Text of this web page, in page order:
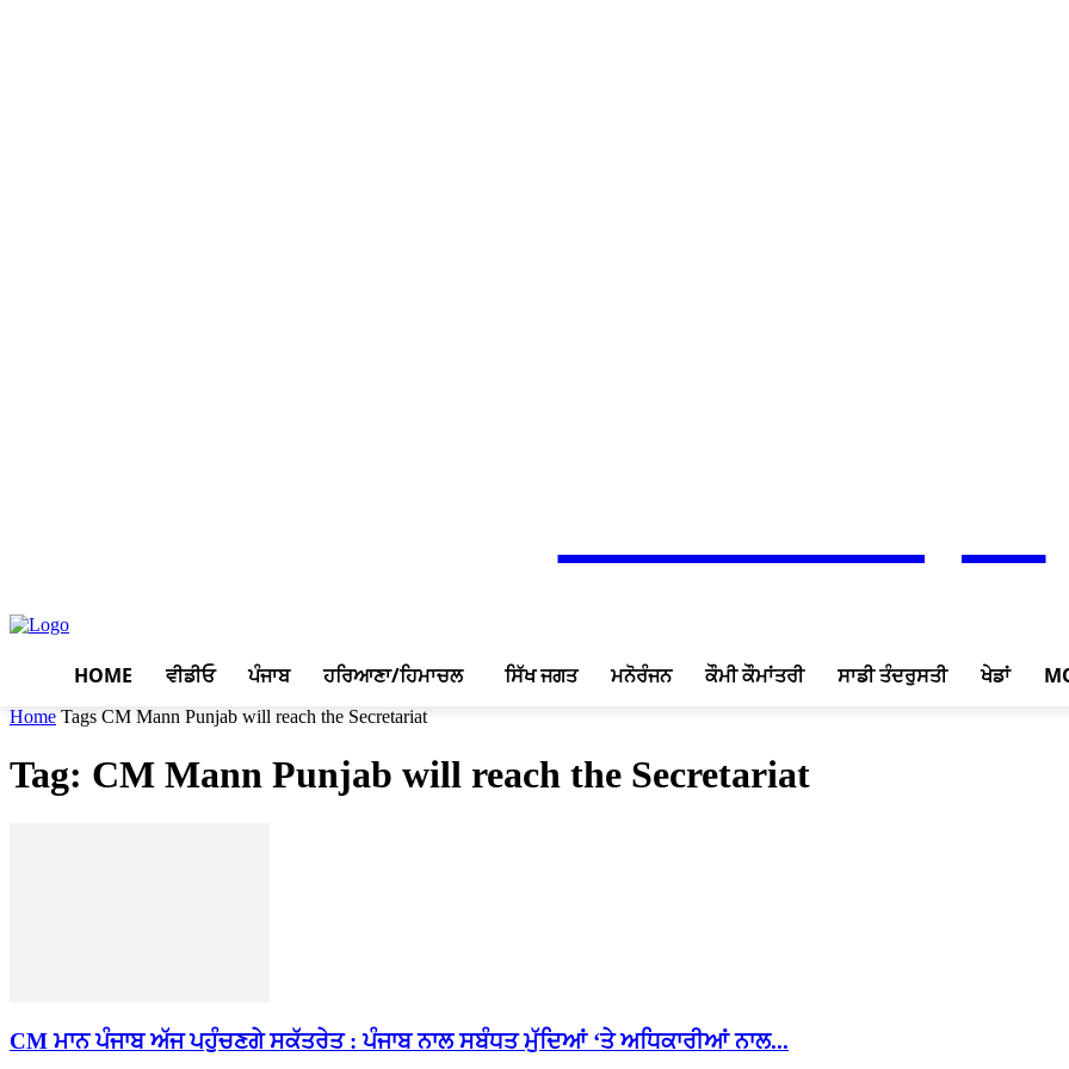
HOME ਵੀਡੀਓ ਪੰਜਾਬ ਹਰਿਆਣਾ/ਹਿਮਾਚਲ ਸਿੱਖ ਜਗਤ ਮਨੋਰੰਜਨ ਕੌਮੀ ਕੌਮਾਂਤਰੀ ਸਾਡੀ ਤੰਦਰੁਸਤੀ ਖੇਡਾਂ
Home Tags CM Mann Punjab will reach the Secretariat
Tag: CM Mann Punjab will reach the Secretariat
CM ਮਾਨ ਪੰਜਾਬ ਅੱਜ ਪਹੁੰਚਣਗੇ ਸਕੱਤਰੇਤ : ਪੰਜਾਬ ਨਾਲ ਸਬੰਧਤ ਮੁੱਦਿਆਂ ‘ਤੇ ਅਧਿਕਾਰੀਆਂ ਨਾਲ...